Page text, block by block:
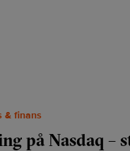
& finans
på Nasdaq –